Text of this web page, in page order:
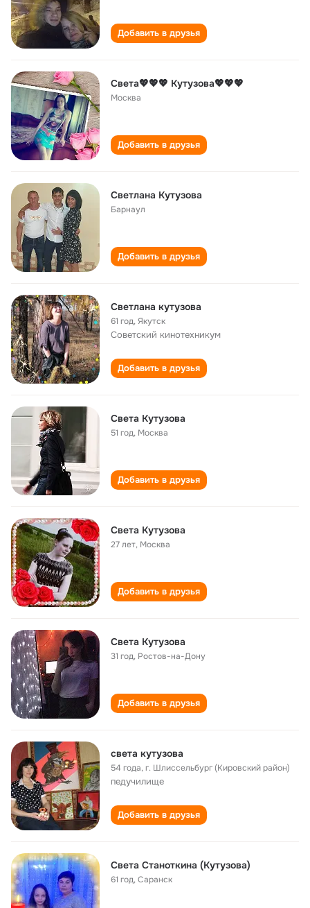
Добавить в друзья
Света💖💖💖 Кутузова💖💖💖
Москва
Добавить в друзья
Светлана Кутузова
Барнаул
Добавить в друзья
Светлана кутузова
61 год,Якутск
Советский кинотехникум
Добавить в друзья
Света Кутузова
51 год, Москва
Добавить в друзья
Света Кутузова
27 лет, Москва
Добавить в друзья
Света Кутузова
31 год, Ростов-на-Дону
Добавить в друзья
света кутузова
54 года,г. Шлиссельбург (Кировский район)
педучилище
Добавить в друзья
Света Станоткина (Кутузова)
61 год,Саранск